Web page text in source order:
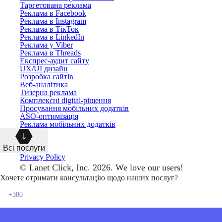
Таргетована реклама
Реклама в Facebook
Реклама в Instagram
Реклама в ТікТок
Реклама в LinkedIn
Реклама у Viber
Реклама в Threads
Експрес-аудит сайту
UX/UI дизайн
Розробка сайтів
Веб-аналітика
Тизерна реклама
Комплексні digital-рішення
Просування мобільних додатків
ASO-оптимізація
Реклама мобільних додатків
Всі послуги
Privacy Policy
© Lanet Click, Inc. 2026. We love our users!
Хочете отримати консультацію щодо наших послуг?